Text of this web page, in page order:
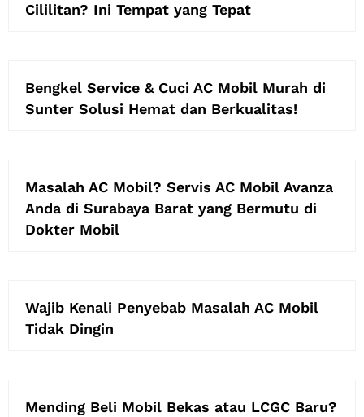
Cililitan? Ini Tempat yang Tepat
Bengkel Service & Cuci AC Mobil Murah di
Sunter Solusi Hemat dan Berkualitas!
Masalah AC Mobil? Servis AC Mobil Avanza
Anda di Surabaya Barat yang Bermutu di
Dokter Mobil
Wajib Kenali Penyebab Masalah AC Mobil
Tidak Dingin
Mending Beli Mobil Bekas atau LCGC Baru?